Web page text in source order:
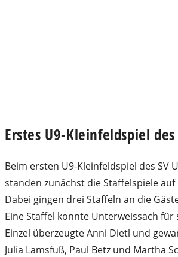
Erstes U9-Kleinfeldspiel des
Beim ersten U9-Kleinfeldspiel des SV
standen zunächst die Staffelspiele
Dabei gingen drei Staffeln an die
Eine Staffel konnte Unterweissach für
Einzel überzeugte Anni Dietl und
Julia Lamsfuß, Paul Betz und Martha